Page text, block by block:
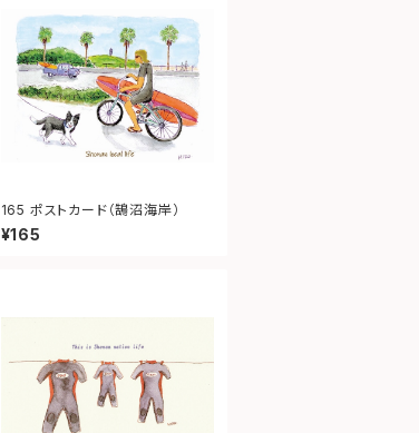
165 ポストカード（鵠沼海岸）
¥165